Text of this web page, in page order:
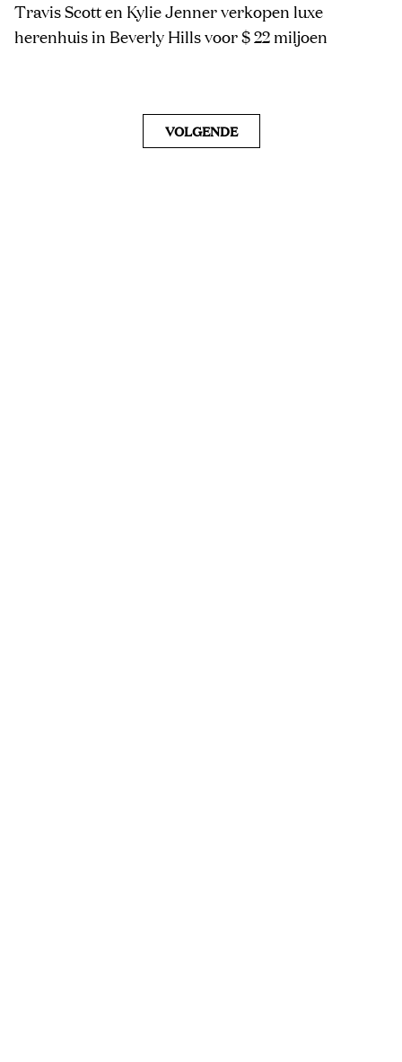
Travis Scott en Kylie Jenner verkopen luxe
herenhuis in Beverly Hills voor $ 22 miljoen
VOLGENDE